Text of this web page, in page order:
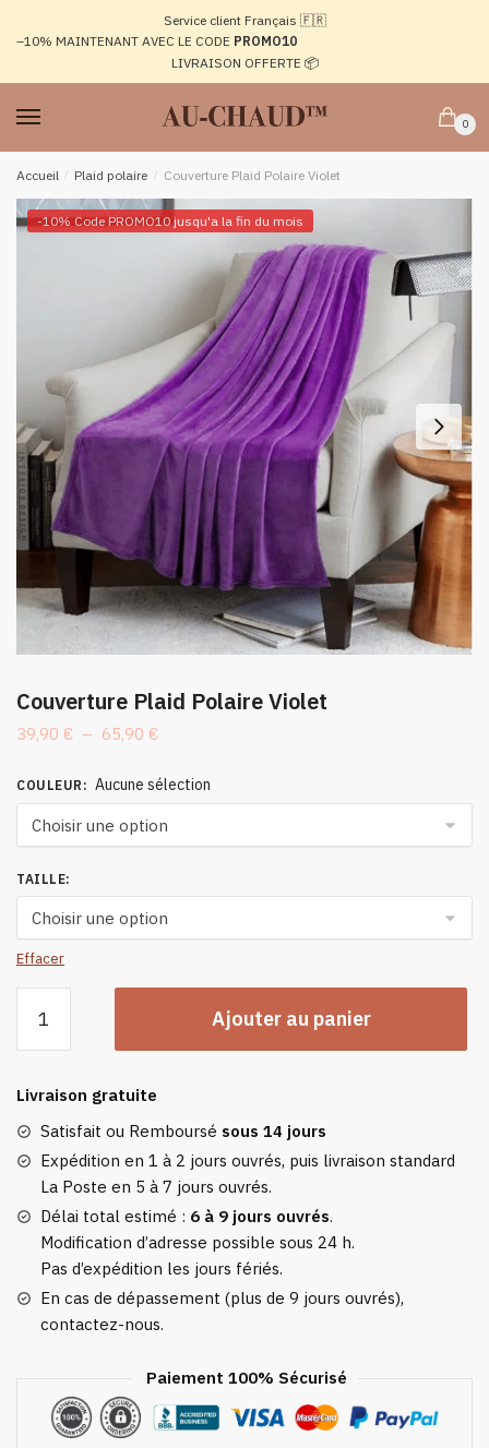
navigation
Service client Français 🇫🇷
–10% MAINTENANT AVEC LE CODE PROMO10
LIVRAISON OFFERTE 📦
0
Accueil / Plaid polaire / Couverture Plaid Polaire Violet
-10% Code PROMO10 jusqu'a la fin du mois
Couverture Plaid Polaire Violet
39,90 € – 65,90 €Plage
prix :
39,90 €
à
COULEUR : Aucune sélection
TAILLE:
Effacer
Couverture
Polaire
Violet
Ajouter au panier
Livraison gratuite
Satisfait ou Remboursé sous 14 jours
Expédition en 1 à 2 jours ouvrés, puis livraison standard
La Poste en 5 à 7 jours ouvrés.
Délai total estimé : 6 à 9 jours ouvrés.
Modification d’adresse possible sous 24 h.
Pas d’expédition les jours fériés.
En cas de dépassement (plus de 9 jours ouvrés),
contactez-nous.
Paiement 100% Sécurisé